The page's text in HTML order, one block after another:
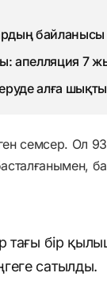
7
алға шықты
семсер. Ол
тағы бір
сатылды.